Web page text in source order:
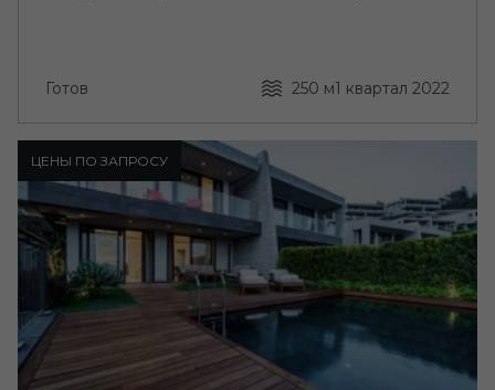
Готов 250 м1 квартал 2022
ЦЕНЫ ПО ЗАПРОСУ